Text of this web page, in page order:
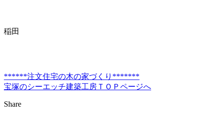
稲田
******注文住宅の木の家づくり*******
宝塚のシーエッチ建築工房ＴＯＰページへ
Share